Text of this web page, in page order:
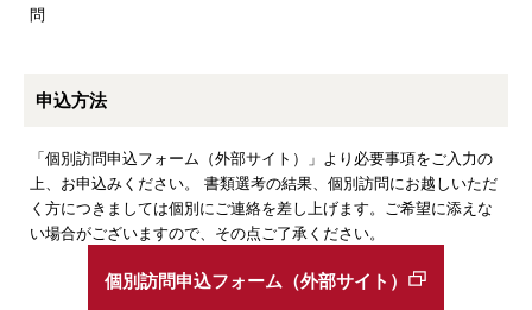
問
申込方法
「個別訪問申込フォーム（外部サイト）」より必要事項をご入力の
上、お申込みください。 書類選考の結果、個別訪問にお越しいただ
く方につきましては個別にご連絡を差し上げます。ご希望に添えな
い場合がございますので、その点ご了承ください。
個別訪問申込フォーム（外部サイト）